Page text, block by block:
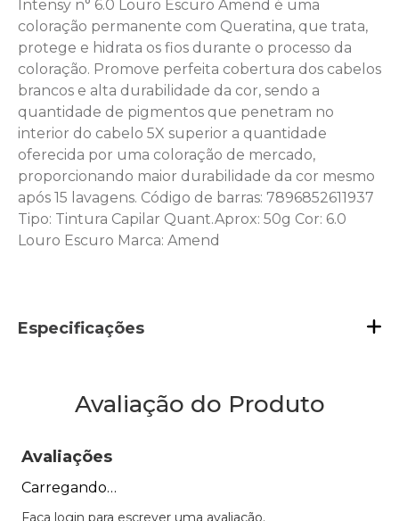
Intensy n° 6.0 Louro Escuro Amend é uma
coloração permanente com Queratina, que trata,
protege e hidrata os fios durante o processo da
coloração. Promove perfeita cobertura dos cabelos
brancos e alta durabilidade da cor, sendo a
quantidade de pigmentos que penetram no
interior do cabelo 5X superior a quantidade
oferecida por uma coloração de mercado,
proporcionando maior durabilidade da cor mesmo
após 15 lavagens. Código de barras: 7896852611937
Tipo: Tintura Capilar Quant.Aprox: 50g Cor: 6.0
Louro Escuro Marca: Amend
Especificações
Avaliação do Produto
Avaliações
Carregando…
Faça login para escrever uma avaliação.